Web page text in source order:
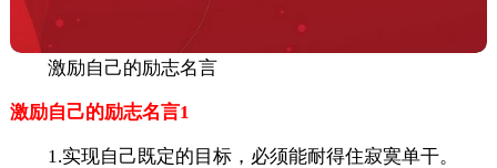
激励自己的励志名言
激励自己的励志名言1
1.实现自己既定的目标，必须能耐得住寂寞单干。